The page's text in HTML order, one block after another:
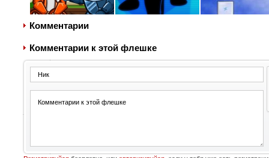
Комментарии
Комментарии к этой флешке